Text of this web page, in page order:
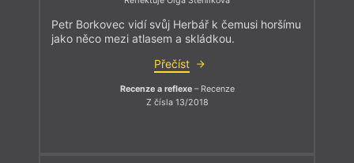
Petr Borkovec vidí svůj Herbář k čemusi horšímu
jako něco mezi atlasem a skládkou.
Přečíst
Recenze a reflexe– Recenze
Z čísla 13/2018